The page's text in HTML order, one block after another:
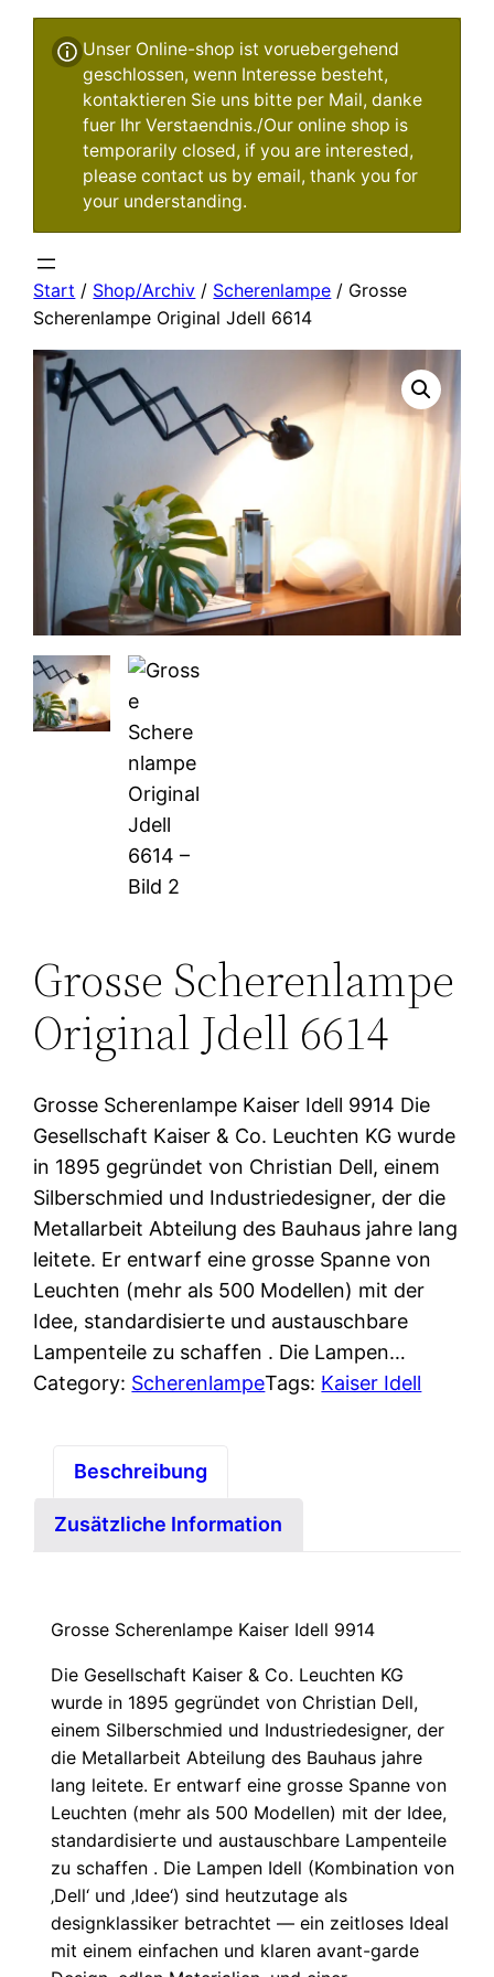
Unser Online-shop ist voruebergehend
geschlossen, wenn Interesse besteht,
kontaktieren Sie uns bitte per Mail, danke
fuer Ihr Verstaendnis./Our online shop is
temporarily closed, if you are interested,
please contact us by email, thank you for
your understanding.
Start / Shop/Archiv / Scherenlampe / Grosse
Scherenlampe Original Jdell 6614
Grosse Scherenlampe
Original Jdell 6614
Grosse Scherenlampe Kaiser Idell 9914 Die
Gesellschaft Kaiser & Co. Leuchten KG wurde
in 1895 gegründet von Christian Dell, einem
Silberschmied und Industriedesigner, der die
Metallarbeit Abteilung des Bauhaus jahre lang
leitete. Er entwarf eine grosse Spanne von
Leuchten (mehr als 500 Modellen) mit der
Idee, standardisierte und austauschbare
Lampenteile zu schaffen . Die Lampen…
Category: ScherenlampeTags: Kaiser Idell
Beschreibung
Zusätzliche Information
Grosse Scherenlampe Kaiser Idell 9914
Die Gesellschaft Kaiser & Co. Leuchten KG
wurde in 1895 gegründet von Christian Dell,
einem Silberschmied und Industriedesigner, der
die Metallarbeit Abteilung des Bauhaus jahre
lang leitete. Er entwarf eine grosse Spanne von
Leuchten (mehr als 500 Modellen) mit der Idee,
standardisierte und austauschbare Lampenteile
zu schaffen . Die Lampen Idell (Kombination von
‚Dell‘ und ‚Idee‘) sind heutzutage als
designklassiker betrachtet — ein zeitloses Ideal
mit einem einfachen und klaren avant-garde